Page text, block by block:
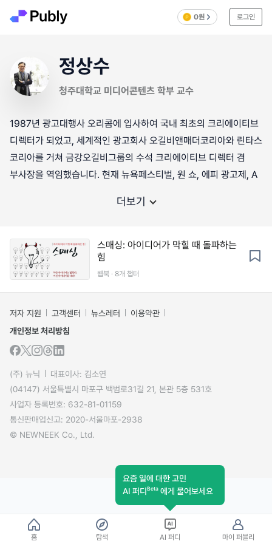
0원 로그인
정상수
청주대학교 미디어콘텐츠 학부 교수
1987년 광고대행사 오리콤에 입사하여 국내 최초의 크리에이티브
디렉터가 되었고, 세계적인 광고회사 오길비앤매더코리아와 린타스
코리아를 거쳐 금강오길비그룹의 수석 크리에이티브 디렉터 겸
부사장을 역임했습니다. 현재 뉴욕페스티벌, 원 쇼, 에피 광고제, A
더보기
스매싱: 아이디어가 막힐 때 돌파하는
힘
웹북 · 8개 챕터
저자 지원 고객센터 뉴스레터
이용약관
개인정보 처리방침
(주) 뉴닉
대표이사: 김소연
(04147) 서울특별시 마포구 백범로31길 21, 본관 5층 531호
사업자 등록번호: 632-81-01159
통신판매업신고: 2020-서울마포-2938
© NEWNEEK Co., Ltd.
홈 탐색
요즘 일에 대한 고민
AI 퍼디Beta 에게 물어보세요
AI 퍼디 마이 퍼블리